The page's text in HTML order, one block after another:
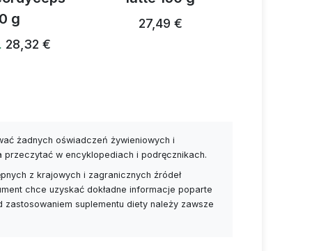
g
28,32 €
27,49 €
żadnych oświadczeń żywieniowych i
przeczytać w encyklopediach i podręcznikach.
z krajowych i zagranicznych źródeł
chce uzyskać dokładne informacje poparte
suplementu diety należy zawsze